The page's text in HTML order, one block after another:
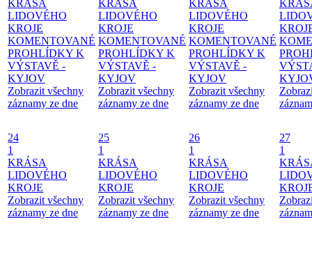
KRÁSA
LIDOVÉHO
KROJE
KOMENTOVANÉ
PROHLÍDKY K
VÝSTAVĚ -
KYJOV
Zobrazit všechny
záznamy ze dne
KRÁSA
LIDOVÉHO
KROJE
KOMENTOVANÉ
PROHLÍDKY K
VÝSTAVĚ -
KYJOV
Zobrazit všechny
záznamy ze dne
KRÁSA
LIDOVÉHO
KROJE
KOMENTOVANÉ
PROHLÍDKY K
VÝSTAVĚ -
KYJOV
Zobrazit všechny
záznamy ze dne
24
1
KRÁSA
LIDOVÉHO
KROJE
Zobrazit všechny
záznamy ze dne
25
1
KRÁSA
LIDOVÉHO
KROJE
Zobrazit všechny
záznamy ze dne
26
1
KRÁSA
LIDOVÉHO
KROJE
Zobrazit všechny
záznamy ze dne
27
1